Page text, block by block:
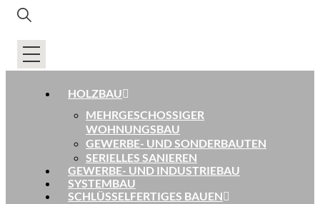
HOLZBAU
MEHRGESCHOSSIGER
WOHNUNGSBAU
GEWERBE- UND SONDERBAUTEN
SERIELLES SANIEREN
GEWERBE- UND INDUSTRIEBAU
SYSTEMBAU
SCHLÜSSELFERTIGES BAUEN